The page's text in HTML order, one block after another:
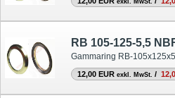
RB 105-125-5,5
Gammaring RB-
12,00 EUR exkl. MwSt. /